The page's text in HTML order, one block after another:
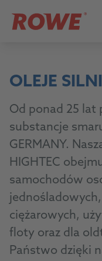
OLEJE
Od ponad 25 lat
substancje
GERMANY.
HIGHTEC
samochodów
ciężarowych,
floty oraz dla
Państwo dzięki